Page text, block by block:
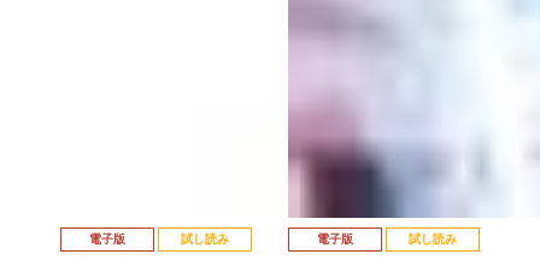
電子版 試し読み 電子版 試し読み